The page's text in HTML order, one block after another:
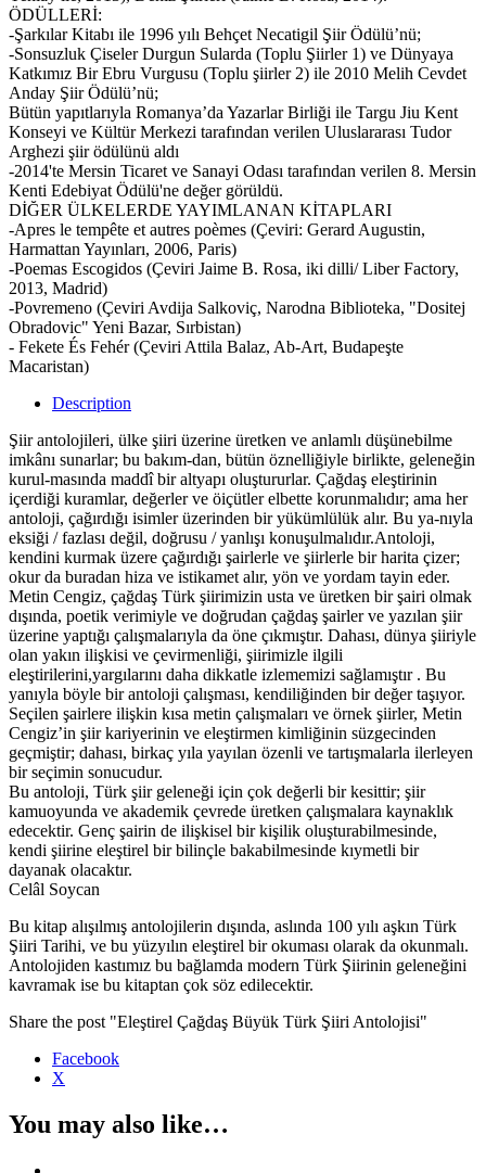
ÖDÜLLERİ:
-Şarkılar Kitabı ile 1996 yılı Behçet Necatigil Şiir Ödülü’nü;
-Sonsuzluk Çiseler Durgun Sularda (Toplu Şiirler 1) ve Dünyaya
Katkımız Bir Ebru Vurgusu (Toplu şiirler 2) ile 2010 Melih Cevdet
Anday Şiir Ödülü’nü;
Bütün yapıtlarıyla Romanya’da Yazarlar Birliği ile Targu Jiu Kent
Konseyi ve Kültür Merkezi tarafından verilen Uluslararası Tudor
Arghezi şiir ödülünü aldı
-2014'te Mersin Ticaret ve Sanayi Odası tarafından verilen 8. Mersin
Kenti Edebiyat Ödülü'ne değer görüldü.
DİĞER ÜLKELERDE YAYIMLANAN KİTAPLARI
-Apres le tempête et autres poèmes (Çeviri: Gerard Augustin,
Harmattan Yayınları, 2006, Paris)
-Poemas Escogidos (Çeviri Jaime B. Rosa, iki dilli/ Liber Factory,
2013, Madrid)
-Povremeno (Çeviri Avdija Salkoviç, Narodna Biblioteka, "Dositej
Obradovic" Yeni Bazar, Sırbistan)
- Fekete És Fehér (Çeviri Attila Balaz, Ab-Art, Budapeşte
Macaristan)
Description
Şiir antolojileri, ülke şiiri üzerine üretken ve anlamlı düşünebilme
imkânı sunarlar; bu bakım-dan, bütün öznelliğiyle birlikte, geleneğin
kurul-masında maddî bir altyapı oluştururlar. Çağdaş eleştirinin
içerdiği kuramlar, değerler ve öiçütler elbette korunmalıdır; ama her
antoloji, çağırdığı isimler üzerinden bir yükümlülük alır. Bu ya-nıyla
eksiği / fazlası değil, doğrusu / yanlışı konuşulmalıdır.Antoloji,
kendini kurmak üzere çağırdığı şairlerle ve şiirlerle bir harita çizer;
okur da buradan hiza ve istikamet alır, yön ve yordam tayin eder.
Metin Cengiz, çağdaş Türk şiirimizin usta ve üretken bir şairi olmak
dışında, poetik verimiyle ve doğrudan çağdaş şairler ve yazılan şiir
üzerine yaptığı çalışmalarıyla da öne çıkmıştır. Dahası, dünya şiiriyle
olan yakın ilişkisi ve çevirmenliği, şiirimizle ilgili
eleştirilerini,yargılarını daha dikkatle izlememizi sağlamıştır . Bu
yanıyla böyle bir antoloji çalışması, kendiliğinden bir değer taşıyor.
Seçilen şairlere ilişkin kısa metin çalışmaları ve örnek şiirler, Metin
Cengiz’in şiir kariyerinin ve eleştirmen kimliğinin süzgecinden
geçmiştir; dahası, birkaç yıla yayılan özenli ve tartışmalarla ilerleyen
bir seçimin sonucudur.
Bu antoloji, Türk şiir geleneği için çok değerli bir kesittir; şiir
kamuoyunda ve akademik çevrede üretken çalışmalara kaynaklık
edecektir. Genç şairin de ilişkisel bir kişilik oluşturabilmesinde,
kendi şiirine eleştirel bir bilinçle bakabilmesinde kıymetli bir
dayanak olacaktır.
Celâl Soycan
Bu kitap alışılmış antolojilerin dışında, aslında 100 yılı aşkın Türk
Şiiri Tarihi, ve bu yüzyılın eleştirel bir okuması olarak da okunmalı.
Antolojiden kastımız bu bağlamda modern Türk Şiirinin geleneğini
kavramak ise bu kitaptan çok söz edilecektir.
Share the post "Eleştirel Çağdaş Büyük Türk Şiiri Antolojisi"
Facebook
X
You may also like…